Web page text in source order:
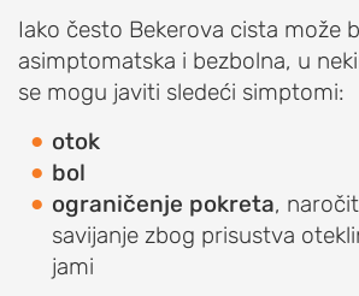
tetive
rotatorne
manžetne
tetive
duge
glave
bicepsa
Artritis
Iako često Bekerova cista može
asimptomatska i bezbolna, u
se mogu javiti sledeći simptomi:
otok
bol
ograničenje pokreta,
savijanje zbog prisustva
jami